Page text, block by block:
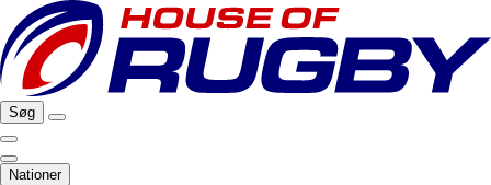
Søg
Nationer